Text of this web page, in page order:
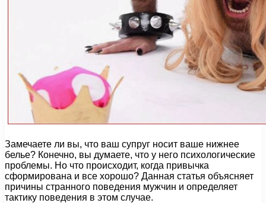
Замечаете ли вы, что ваш супруг носит ваше нижнее
белье? Конечно, вы думаете, что у него психологические
проблемы. Но что происходит, когда привычка
сформирована и все хорошо? Данная статья объясняет
причины странного поведения мужчин и определяет
тактику поведения в этом случае.